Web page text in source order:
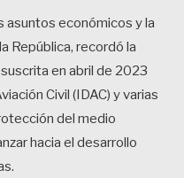
asuntos económicos y la
República, recordó la
en abril de 2023
Civil (IDAC) y varias
del medio
hacia el desarrollo